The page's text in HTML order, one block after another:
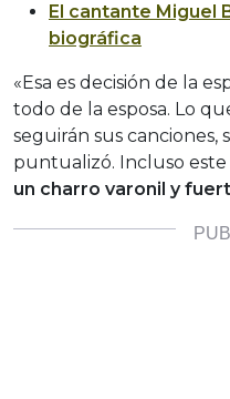
El cantante Miguel
biográfica
«Esa es decisión de la
todo de la esposa. Lo
seguirán sus canciones,
puntualizó. Incluso este
un charro varonil y